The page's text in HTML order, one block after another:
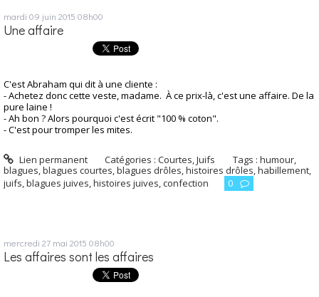
mardi 09 juin 2015 08h00
Une affaire
C'est Abraham qui dit à une cliente :
- Achetez donc cette veste, madame. À ce prix-là, c'est une affaire. De la
pure laine !
- Ah bon ? Alors pourquoi c'est écrit "100 % coton".
- C'est pour tromper les mites.
Lien permanent Catégories :Courtes,Juifs Tags :humour,
blagues,blagues courtes,blagues drôles,histoires drôles,habillement,
juifs,blagues juives,histoires juives,confection 0
mercredi 27 mai 2015 08h00
Les affaires sont les affaires